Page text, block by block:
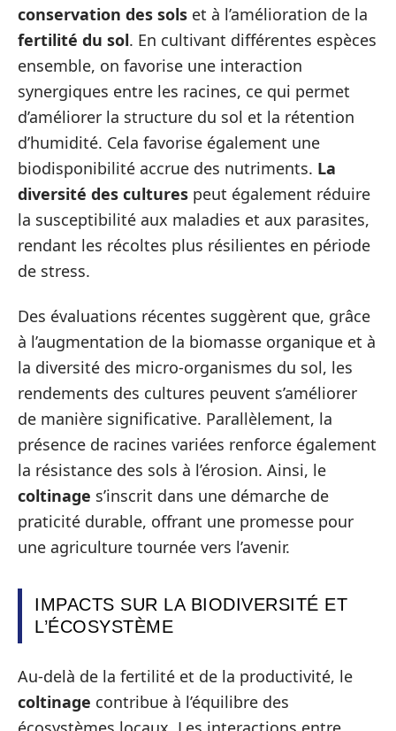
conservation des sols et à l’amélioration de la
fertilité du sol. En cultivant différentes espèces
ensemble, on favorise une interaction
synergiques entre les racines, ce qui permet
d’améliorer la structure du sol et la rétention
d’humidité. Cela favorise également une
biodisponibilité accrue des nutriments. La
diversité des cultures peut également réduire
la susceptibilité aux maladies et aux parasites,
rendant les récoltes plus résilientes en période
de stress.
Des évaluations récentes suggèrent que, grâce
à l’augmentation de la biomasse organique et à
la diversité des micro-organismes du sol, les
rendements des cultures peuvent s’améliorer
de manière significative. Parallèlement, la
présence de racines variées renforce également
la résistance des sols à l’érosion. Ainsi, le
coltinage s’inscrit dans une démarche de
praticité durable, offrant une promesse pour
une agriculture tournée vers l’avenir.
IMPACTS SUR LA BIODIVERSITÉ ET
L’ÉCOSYSTÈME
Au-delà de la fertilité et de la productivité, le
coltinage contribue à l’équilibre des